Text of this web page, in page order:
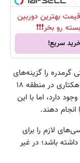
بهترین دوربین
رو بخر❗❗❗
سریع!
در نزدیکی گرمدره‌ را گزینه‌های
احتمالی پایانه غرب دانست و گفت: زمینی ۳۰ هکتاری در منطقه ۱۸
دارد، اما با این
انجام دهند.
لازم را برای
باشد؛ در غیر